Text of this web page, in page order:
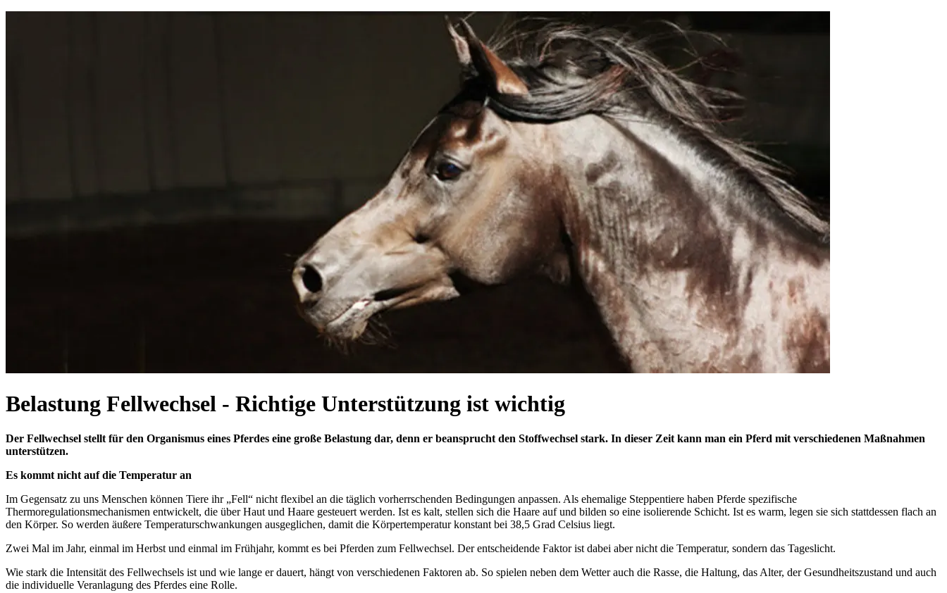
Belastung Fellwechsel - Richtige Unterstützung ist wichtig
Der Fellwechsel stellt für den Organismus eines Pferdes eine große Belastung dar, denn er beansprucht den Stoffwechsel stark. In dieser Zeit kann man ein Pferd mit verschiedenen Maßnahmen
unterstützen.
Es kommt nicht auf die Temperatur an
Im Gegensatz zu uns Menschen können Tiere ihr „Fell“ nicht flexibel an die täglich vorherrschenden Bedingungen anpassen. Als ehemalige Steppentiere haben Pferde spezifische
Thermoregulationsmechanismen entwickelt, die über Haut und Haare gesteuert werden. Ist es kalt, stellen sich die Haare auf und bilden so eine isolierende Schicht. Ist es warm, legen sie sich stattdessen flach an
den Körper. So werden äußere Temperaturschwankungen ausgeglichen, damit die Körpertemperatur konstant bei 38,5 Grad Celsius liegt.
Zwei Mal im Jahr, einmal im Herbst und einmal im Frühjahr, kommt es bei Pferden zum Fellwechsel. Der entscheidende Faktor ist dabei aber nicht die Temperatur, sondern das Tageslicht.
Wie stark die Intensität des Fellwechsels ist und wie lange er dauert, hängt von verschiedenen Faktoren ab. So spielen neben dem Wetter auch die Rasse, die Haltung, das Alter, der Gesundheitszustand und auch
die individuelle Veranlagung des Pferdes eine Rolle.